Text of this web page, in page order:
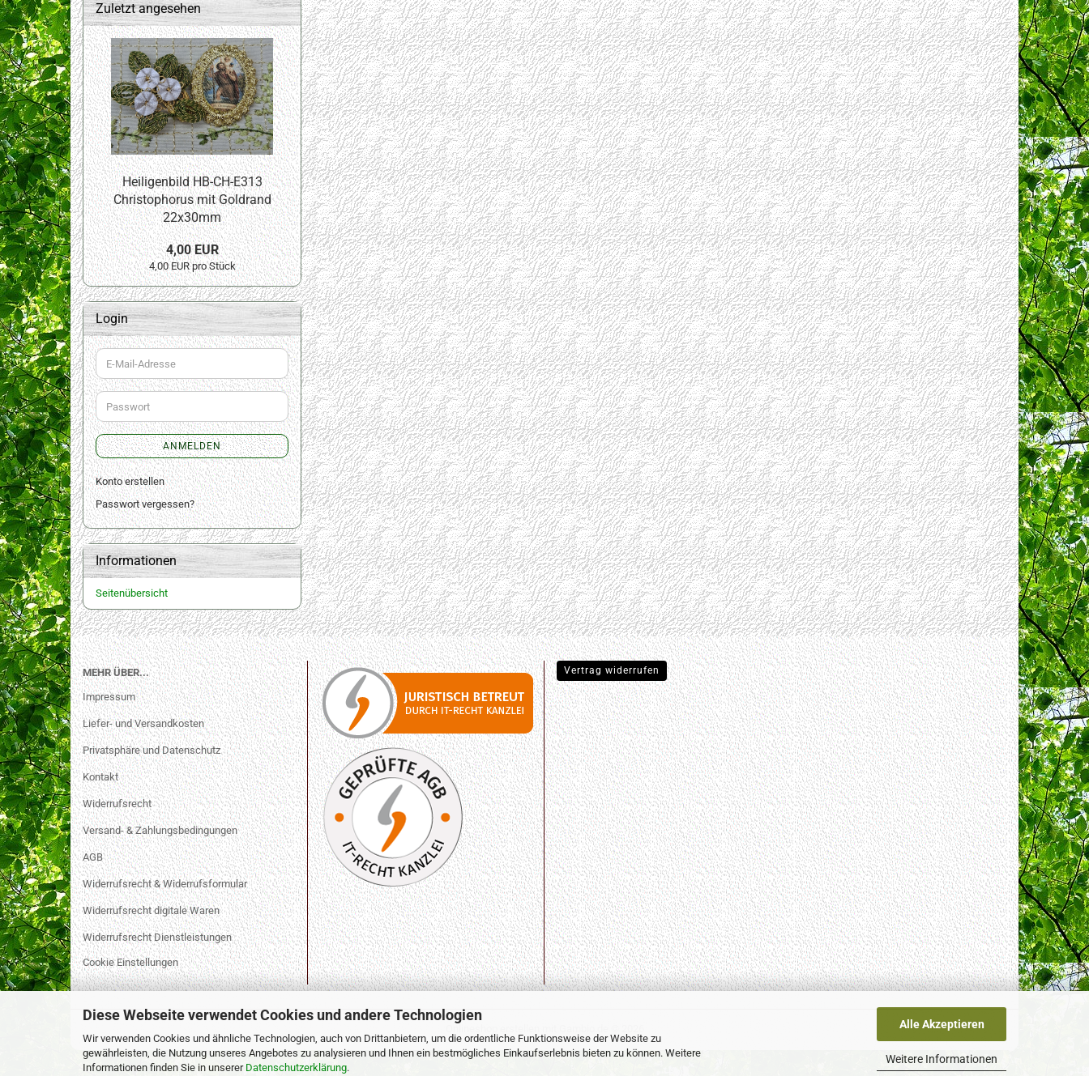
Diese Webseite verwendet Cookies und andere Technologien
Wir verwenden Cookies und ähnliche Technologien, auch von Drittanbietern, um die ordentliche Funktionsweise der Website zu
gewährleisten, die Nutzung unseres Angebotes zu analysieren und Ihnen ein bestmögliches Einkaufserlebnis bieten zu können. Weitere
Informationen finden Sie in unserer Datenschutzerklärung.
Alle Akzeptieren
Weitere Informationen
Zuletzt angesehen
Heiligenbild HB-CH-E313
Christophorus mit Goldrand
22x30mm
4,00 EUR
4,00 EUR pro Stück
Login
E-
Mail-
Adresse
Passwort
ANMELDEN
Konto erstellen
Passwort vergessen?
Informationen
Seitenübersicht
MEHR ÜBER...
Impressum
Liefer- und Versandkosten
Privatsphäre und Datenschutz
Kontakt
Widerrufsrecht
Versand- & Zahlungsbedingungen
AGB
Widerrufsrecht & Widerrufsformular
Widerrufsrecht digitale Waren
Widerrufsrecht Dienstleistungen
Cookie Einstellungen
Vertrag widerrufen